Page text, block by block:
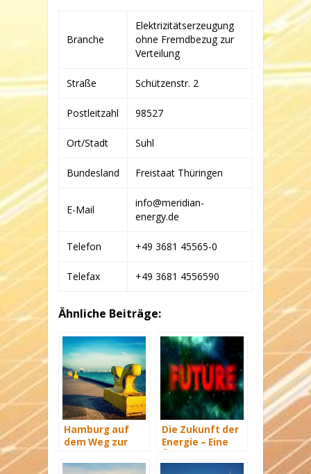
GMBH
&
CO.
KG
Branche
Elektrizitätserzeugung
ohne Fremdbezug zur
Verteilung
Straße Schützenstr. 2
Postleitzahl 98527
Ort/Stadt Suhl
Bundesland Freistaat Thüringen
E-Mail
info@meridian-
energy.de
Telefon +49 3681 45565-0
Telefax +49 3681 4556590
Ähnliche Beiträge:
Hamburg auf
dem Weg zur
Hauptstadt
Die Zukunft der
Energie – Eine